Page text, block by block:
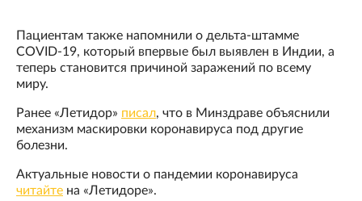
Пациентам также напомнили о дельта-штамме
COVID-19, который впервые был выявлен в Индии, а
теперь становится причиной заражений по всему
миру.
Ранее «Летидор» писал, что в Минздраве объяснили
механизм маскировки коронавируса под другие
болезни.
Актуальные новости о пандемии коронавируса
читайте на «Летидоре».